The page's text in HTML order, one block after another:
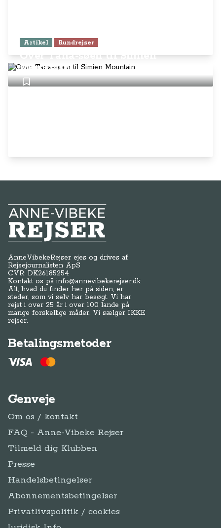
Artikel Rundrejser
Over Tana-søen til Simien
Mountain
Anne-Vibeke Rejser
AnneVibekeRejser ejes og drives af
Rejsejournalisten ApS
CVR: DK26185254
Kontakt os påinfo@annevibekerejser.dk
Alt, hvad du finder her på siden, er
steder, som vi selv har besøgt. Vi har
rejst i over 25 år i over 100 lande på
mange forskellige måder. Vi sælger IKKE
rejser.
Betalingsmetoder
Genveje
Om os / kontakt
FAQ - Anne-Vibeke Rejser
Tilmeld dig Klubben
Presse
Handelsbetingelser
Abonnementsbetingelser
Privatlivspolitik / cookies